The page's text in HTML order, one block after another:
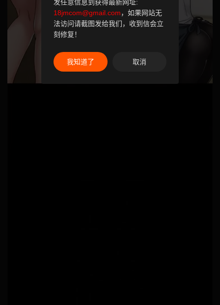
发任意信息到获得最新网址:
18jmcom@gmail.com，如果网站无
法访问请截图发给我们，收到信会立
刻修复！
我知道了 取消